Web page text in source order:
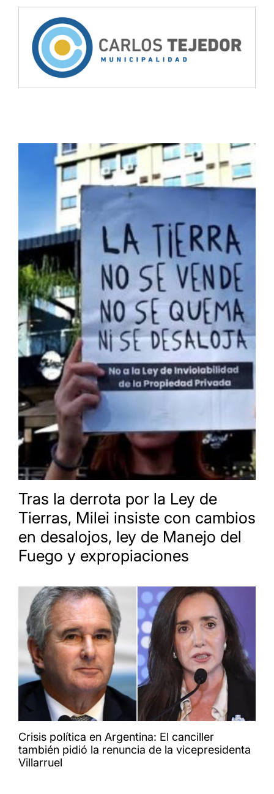
Tras la derrota por la Ley de
Tierras, Milei insiste con cambios
en desalojos, ley de Manejo del
Fuego y expropiaciones
Crisis política en Argentina: El canciller
también pidió la renuncia de la vicepresidenta
Villarruel